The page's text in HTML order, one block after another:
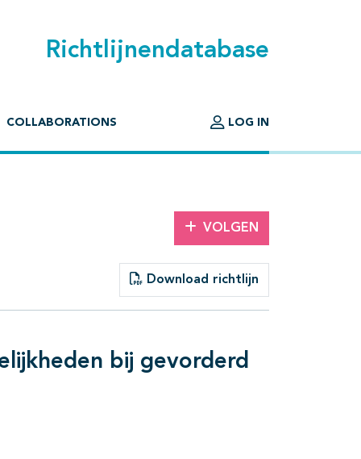
Richtlijnendatabase
COLLABORATIONS LOG IN
VOLGEN
Download richtlijn
bij gevorderd